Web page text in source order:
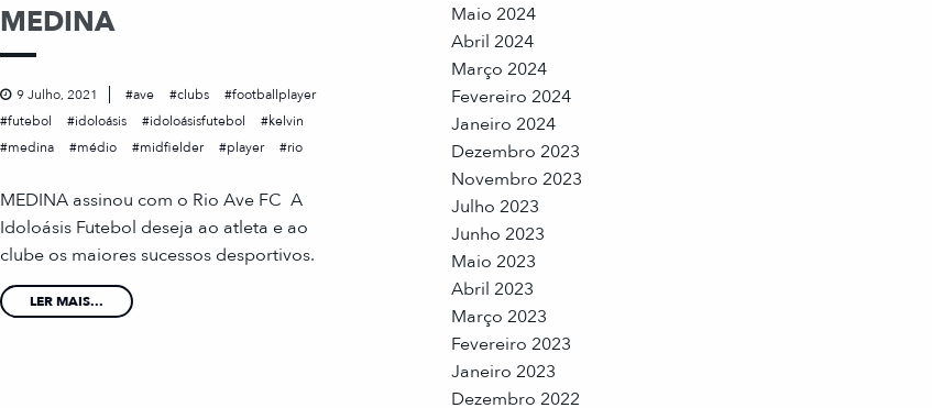
MEDINA
9 Julho, 2021 ave clubs
footballplayer
futebol
idoloásis idoloásisfutebol
kelvin
medina
médio midfielder player rio
MEDINA assinou com o Rio Ave FC A
Idoloásis Futebol deseja ao atleta e ao
clube os maiores sucessos desportivos.
LER MAIS...
Maio 2024
Abril 2024
Março 2024
Fevereiro 2024
Janeiro 2024
Dezembro 2023
Novembro 2023
Julho 2023
Junho 2023
Maio 2023
Abril 2023
Março 2023
Fevereiro 2023
Janeiro 2023
Dezembro 2022